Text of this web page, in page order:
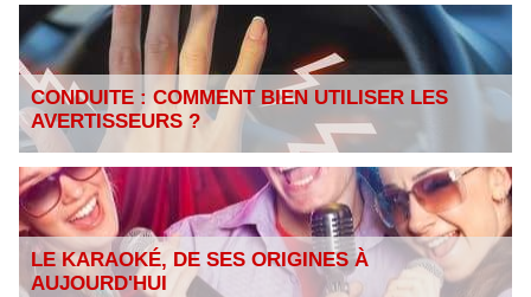
CONDUITE : COMMENT BIEN UTILISER LES
AVERTISSEURS ?
LE KARAOKÉ, DE SES ORIGINES À
AUJOURD'HUI